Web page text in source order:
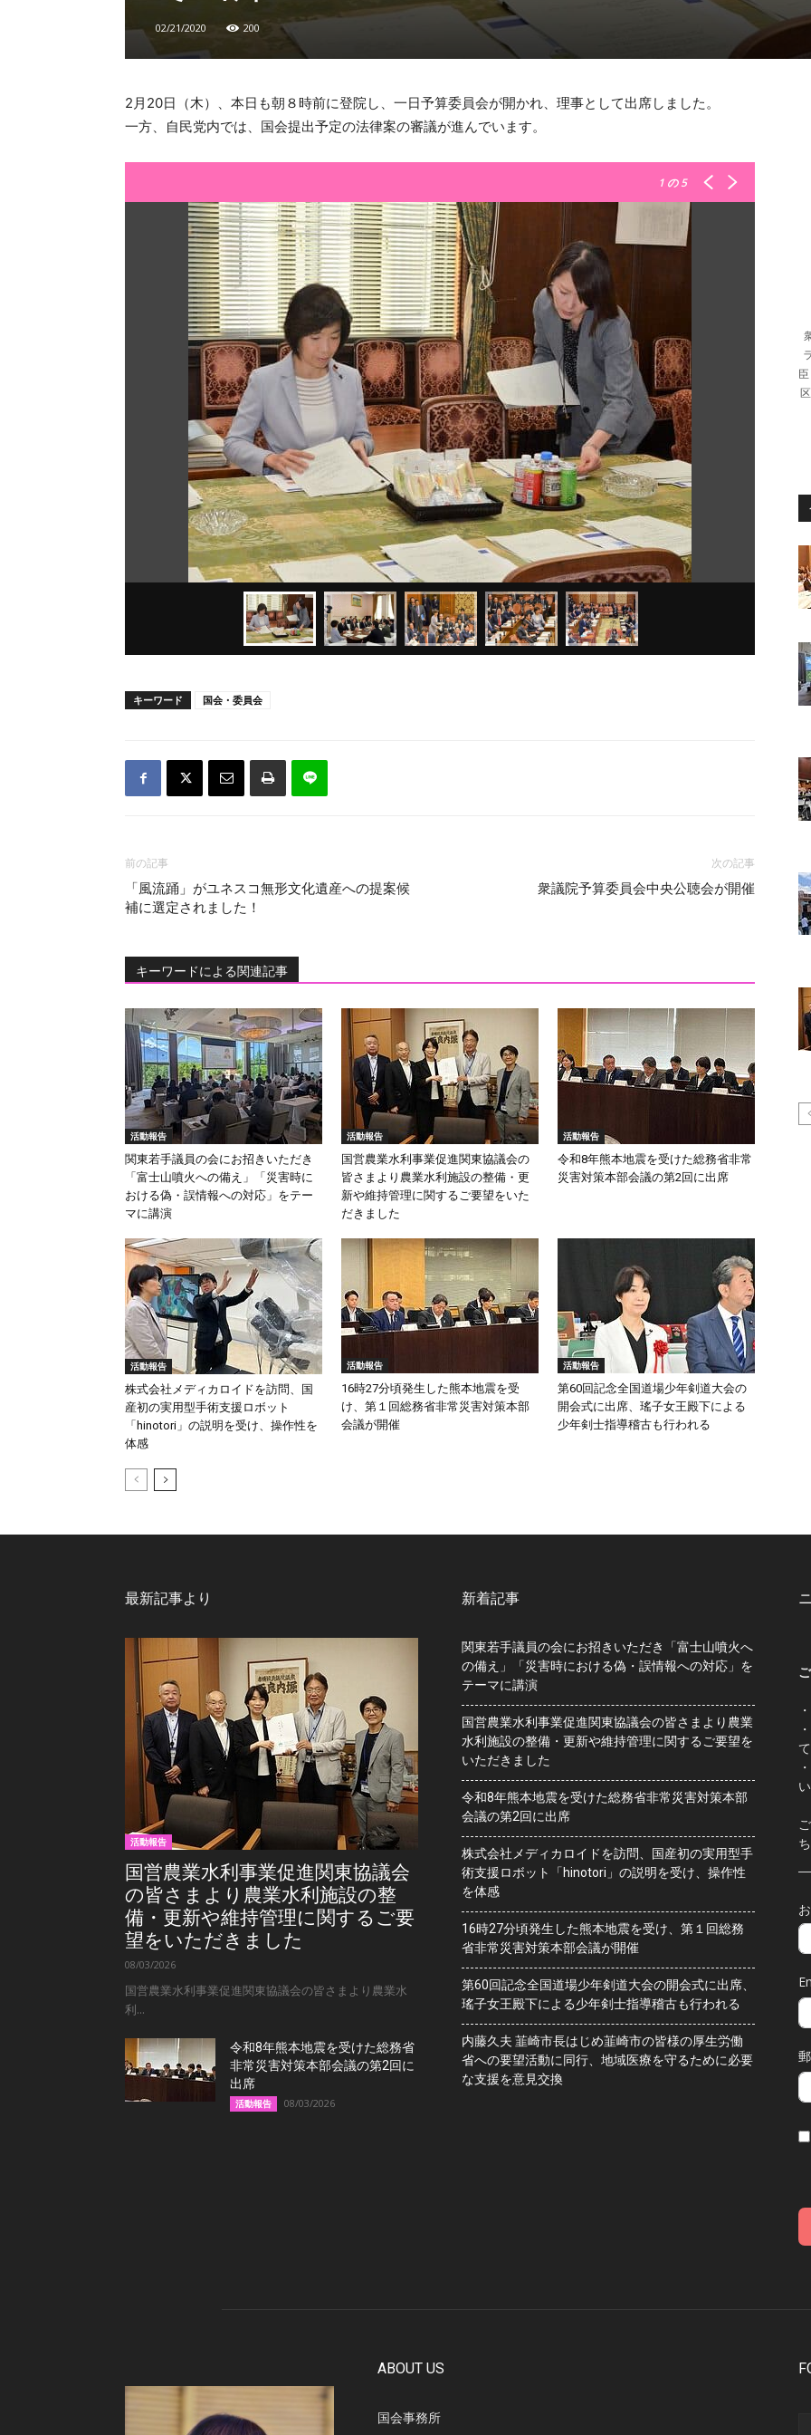
02/21/2020 200
2月20日（木）、本日も朝８時前に登院し、一日予算委員会が開かれ、理事として出席しました。
一方、自民党内では、国会提出予定の法律案の審議が進んでいます。
1 の 5
キーワード 国会・委員会
前の記事
「風流踊」がユネスコ無形文化遺産への提案候
補に選定されました！
次の記事
衆議院予算委員会中央公聴会が開催
キーワードによる関連記事
活動報告
関東若手議員の会にお招きいただき
「富士山噴火への備え」「災害時に
おける偽・誤情報への対応」をテー
マに講演
活動報告
国営農業水利事業促進関東協議会の
皆さまより農業水利施設の整備・更
新や維持管理に関するご要望をいた
だきました
活動報告
令和8年熊本地震を受けた総務省非常
災害対策本部会議の第2回に出席
活動報告
株式会社メディカロイドを訪問、国
産初の実用型手術支援ロボット
「hinotori」の説明を受け、操作性を
体感
活動報告
16時27分頃発生した熊本地震を受
け、第１回総務省非常災害対策本部
会議が開催
活動報告
第60回記念全国道場少年剣道大会の
開会式に出席、瑤子女王殿下による
少年剣士指導稽古も行われる
最新記事より
活動報告
国営農業水利事業促進関東協議会
の皆さまより農業水利施設の整
備・更新や維持管理に関するご要
望をいただきました
08/03/2026
国営農業水利事業促進関東協議会の皆さまより農業水
利...
令和8年熊本地震を受けた総務省
非常災害対策本部会議の第2回に
出席
活動報告 08/03/2026
新着記事
関東若手議員の会にお招きいただき「富士山噴火へ
の備え」「災害時における偽・誤情報への対応」を
テーマに講演
国営農業水利事業促進関東協議会の皆さまより農業
水利施設の整備・更新や維持管理に関するご要望を
いただきました
令和8年熊本地震を受けた総務省非常災害対策本部
会議の第2回に出席
株式会社メディカロイドを訪問、国産初の実用型手
術支援ロボット「hinotori」の説明を受け、操作性
を体感
16時27分頃発生した熊本地震を受け、第１回総務
省非常災害対策本部会議が開催
第60回記念全国道場少年剣道大会の開会式に出席、
瑤子女王殿下による少年剣士指導稽古も行われる
内藤久夫 韮崎市長はじめ韮崎市の皆様の厚生労働
省への要望活動に同行、地域医療を守るために必要
な支援を意見交換
い
ABOUT US
国会事務所